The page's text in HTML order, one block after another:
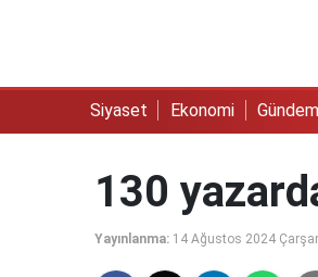
Siyaset Ekonomi Gündem
130
Yayınlanma: 14 Ağustos 2024